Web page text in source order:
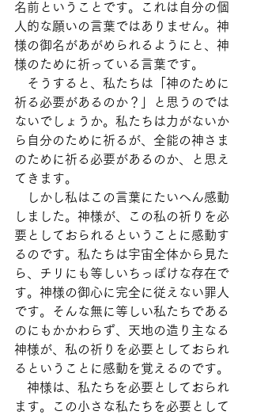
名前ということです。これは自分の個
人的な願いの言葉ではありません。神
様の御名があがめられるようにと、神
様のために祈っている言葉です。
そうすると、私たちは「神のために
祈る必要があるのか？」と思うのでは
ないでしょうか。私たちは力がないか
ら自分のために祈るが、全能の神さま
のために祈る必要があるのか、と思え
てきます。
しかし私はこの言葉にたいへん感動
しました。神様が、この私の祈りを必
要としておられるということに感動す
るのです。私たちは宇宙全体から見た
ら、チリにも等しいちっぽけな存在で
す。神様の御心に完全に従えない罪人
です。そんな無に等しい私たちである
のにもかかわらず、天地の造り主なる
神様が、私の祈りを必要としておられ
るということに感動を覚えるのです。
神様は、私たちを必要としておられ
ます。この小さな私たちを必要として